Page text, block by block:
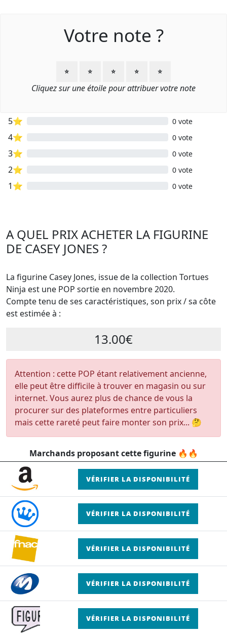
Votre note ?
⭐ ⭐ ⭐ ⭐ ⭐
Cliquez sur une étoile pour attribuer votre note
5⭐ 0 vote
4⭐ 0 vote
3⭐ 0 vote
2⭐ 0 vote
1⭐ 0 vote
A QUEL PRIX ACHETER LA FIGURINE
DE CASEY JONES ?
La figurine Casey Jones, issue de la collection Tortues
Ninja est une POP sortie en novembre 2020.
Compte tenu de ses caractéristiques, son prix / sa côte
est estimée à :
13.00€
Attention : cette POP étant relativement ancienne,
elle peut être difficile à trouver en magasin ou sur
internet. Vous aurez plus de chance de vous la
procurer sur des plateformes entre particuliers
mais cette rareté peut faire monter son prix... 🤔
Marchands proposant cette figurine 🔥🔥
VÉRIFIER LA DISPONIBILITÉ
VÉRIFIER LA DISPONIBILITÉ
VÉRIFIER LA DISPONIBILITÉ
VÉRIFIER LA DISPONIBILITÉ
VÉRIFIER LA DISPONIBILITÉ